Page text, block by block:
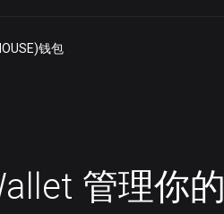
钱包
管理你的